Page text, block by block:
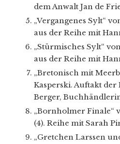
dem Anwalt Jan de
„Vergangenes Sylt“
aus der Reihe mit
„Stürmisches Sylt“
aus der Reihe mit
„Bretonisch mit
Kasperski. Auftakt der
Berger,
„Bornholmer Finale“
(4). Reihe mit Sarah
„Gretchen Larssen